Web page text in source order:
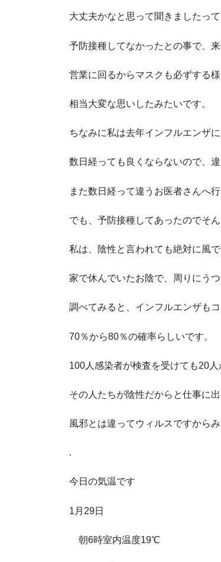
大丈夫かなと思って聞きましたって
予防接種してなかったとの事で、
営業に回るからマスクも必ずする
相当大変な思いしたみたいです。
ちなみに私は去年インフルエンザ
数日経っても良くならないので、
また数日経って違うお医者さんへ
でも、予防接種してあったのでそ
私は、陰性と言われても絶対に風
家で休んでいたお陰で、周りにう
調べてみると、インフルエンザも
70％から80％の確率らしいです。
100人感染者が検査を受けても20
その人たちが陰性だからと仕事に
風邪とは違ってウィルスですから
.
今日の気温です
1月29日
朝6時室内温度19℃